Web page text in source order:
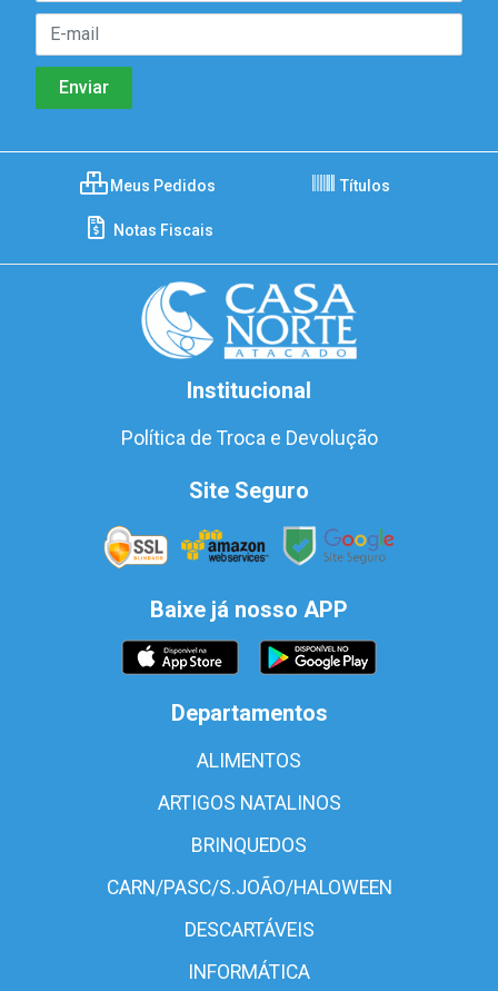
Meus Pedidos Títulos
Notas Fiscais
Institucional
Política de Troca e Devolução
Site Seguro
Baixe já nosso APP
Departamentos
ALIMENTOS
ARTIGOS NATALINOS
BRINQUEDOS
CARN/PASC/S.JOÃO/HALOWEEN
DESCARTÁVEIS
INFORMÁTICA